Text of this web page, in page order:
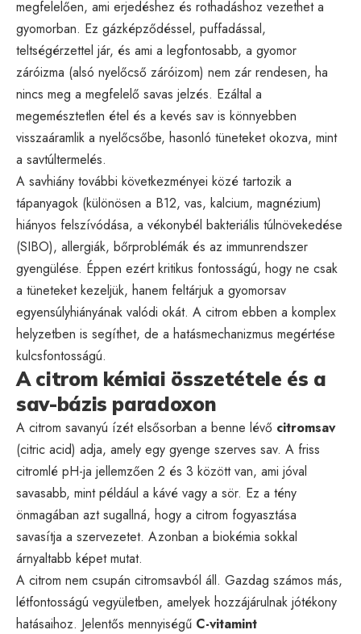
megfelelően, ami erjedéshez és rothadáshoz vezethet a
gyomorban. Ez gázképződéssel, puffadással,
teltségérzettel jár, és ami a legfontosabb, a gyomor
záróizma (alsó nyelőcső záróizom) nem zár rendesen, ha
nincs meg a megfelelő savas jelzés. Ezáltal a
megemésztetlen étel és a kevés sav is könnyebben
visszaáramlik a nyelőcsőbe, hasonló tüneteket okozva, mint
a savtúltermelés.
A savhiány további következményei közé tartozik a
tápanyagok (különösen a B12, vas, kalcium, magnézium)
hiányos felszívódása, a vékonybél bakteriális túlnövekedése
(SIBO), allergiák, bőrproblémák és az immunrendszer
gyengülése. Éppen ezért kritikus fontosságú, hogy ne csak
a tüneteket kezeljük, hanem feltárjuk a gyomorsav
egyensúlyhiányának valódi okát. A citrom ebben a komplex
helyzetben is segíthet, de a hatásmechanizmus megértése
kulcsfontosságú.
A citrom kémiai összetétele és a
sav-bázis paradoxon
A citrom savanyú ízét elsősorban a benne lévő citromsav
(citric acid) adja, amely egy gyenge szerves sav. A friss
citromlé pH-ja jellemzően 2 és 3 között van, ami jóval
savasabb, mint például a kávé vagy a sör. Ez a tény
önmagában azt sugallná, hogy a citrom fogyasztása
savasítja a szervezetet. Azonban a biokémia sokkal
árnyaltabb képet mutat.
A citrom nem csupán citromsavból áll. Gazdag számos más,
létfontosságú vegyületben, amelyek hozzájárulnak jótékony
hatásaihoz. Jelentős mennyiségű C-vitamint